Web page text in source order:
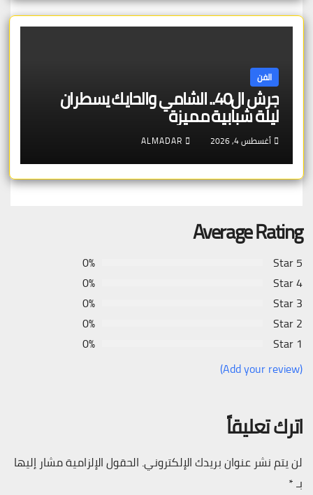
الفن
جرش ال40.. الشامي والحايك يسطران
ليلة شبابية مميزة
أغسطس 4, 2026 ALMADAR
Average Rating
5 Star
0%
4 Star
0%
3 Star
0%
2 Star
0%
1 Star
0%
(Add your review)
اترك تعليقاً
لن يتم نشر عنوان بريدك الإلكتروني. الحقول الإلزامية مشار إليها
بـ*